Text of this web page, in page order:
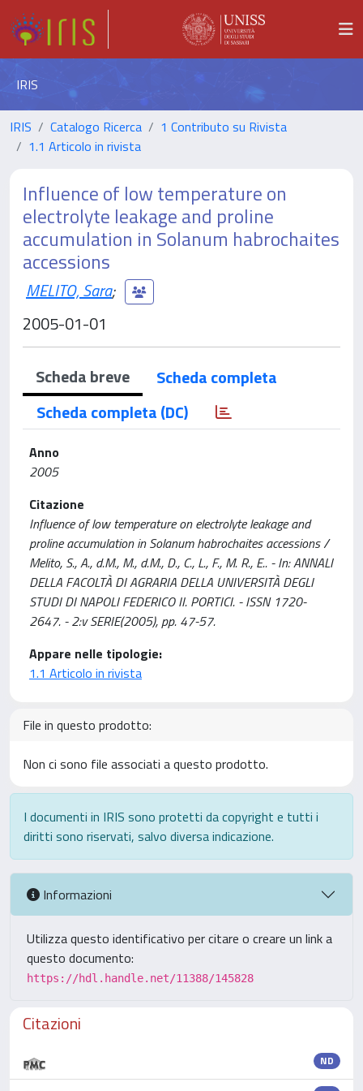
IRIS
IRIS Catalogo Ricerca
1 Contributo su Rivista
1.1 Articolo in rivista
Influence of low temperature on
electrolyte leakage and proline
accumulation in Solanum habrochaites
accessions
MELITO, Sara;
2005-01-01
Scheda breve
Scheda completa
Scheda completa (DC)
Anno
2005
Citazione
Influence of low temperature on electrolyte leakage and
proline accumulation in Solanum habrochaites accessions /
Melito, S., A., d.M., M., d.M., D., C., L., F., M. R., E.. - In: ANNALI
DELLA FACOLTÀ DI AGRARIA DELLA UNIVERSITÀ DEGLI
STUDI DI NAPOLI FEDERICO II. PORTICI. - ISSN 1720-
2647. - 2:v SERIE(2005), pp. 47-57.
Appare nelle tipologie:
1.1 Articolo in rivista
File in questo prodotto:
Non ci sono file associati a questo prodotto.
I documenti in IRIS sono protetti da copyright e tutti i
diritti sono riservati, salvo diversa indicazione.
Informazioni
Utilizza questo identificativo per citare o creare un link a
questo documento:
https://hdl.handle.net/11388/145828
Citazioni
ND